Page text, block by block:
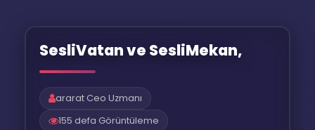
SesliVatan ve SesliMekan,
ararat Ceo Uzmanı
155 defa Görüntüleme